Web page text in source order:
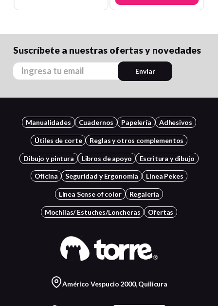
Suscríbete a nuestras ofertas y novedades
Enviar
Manualidades Cuadernos Papelería Adhesivos
Útiles de corte Reglas y otros complementos
Dibujo y pintura Libros de apoyo Escritura y dibujo
Oficina Seguridad y Ergonomía Línea Pekes
Línea Sense of color Regalería
Mochilas/ Estuches/Loncheras Ofertas
Américo Vespucio 2000, Quilicura